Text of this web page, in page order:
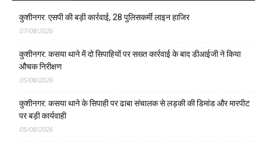
कुशीनगर: एसपी की बड़ी कार्रवाई, 28 पुलिसकर्मी लाइन हाजिर
07/08/2026
कुशीनगर: कसया थाने में दो सिपाहियों पर सख्त कार्रवाई के बाद डीआईजी ने किया
औचक निरीक्षण
05/08/2026
कुशीनगर: कसया थाने के सिपाही पर ढाबा संचालक से लड़की की डिमांड और मारपीट
पर बड़ी कार्यवाही
05/08/2026